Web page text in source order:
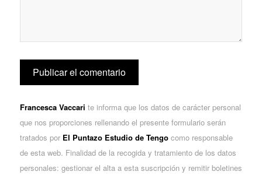
Francesca Vaccari te informa que los datos de carácter personal
que nos proporciones rellenando el presente formulario serán
tratados por El Puntazo Estudio de Tengocomo responsable
de esta web. Finalidad de la recogida y tratamiento de los datos
personales: gestionar el alta a esta suscripción y remitir boletines